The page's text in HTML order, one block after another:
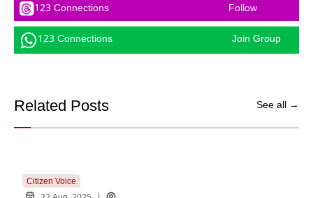
123 Connections Follow
123 Connections Join Group
Related Posts See all →
Citizen Voice